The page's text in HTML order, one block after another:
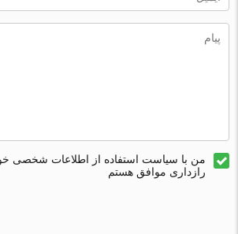
من با سیاست استفاده از اطلاعات شخصی
رازداری موافق هستم